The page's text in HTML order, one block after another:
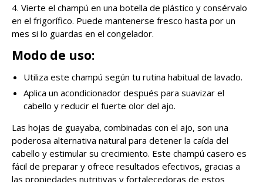
4. Vierte el champú en una botella de plástico y consérvalo
en el frigorífico. Puede mantenerse fresco hasta por un
mes si lo guardas en el congelador.
Modo de uso:
Utiliza este champú según tu rutina habitual de lavado.
Aplica un acondicionador después para suavizar el
cabello y reducir el fuerte olor del ajo.
Las hojas de guayaba, combinadas con el ajo, son una
poderosa alternativa natural para detener la caída del
cabello y estimular su crecimiento. Este champú casero es
fácil de preparar y ofrece resultados efectivos, gracias a
las propiedades nutritivas y fortalecedoras de estos